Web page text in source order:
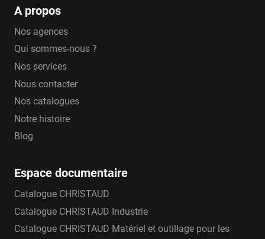
A propos
Nos agences
Qui sommes-nous ?
Nos services
Nous contacter
Nos catalogues
Notre histoire
Blog
Espace documentaire
Catalogue CHRISTAUD
Catalogue CHRISTAUD Industrie
Catalogue CHRISTAUD Matériel et outillage pour les